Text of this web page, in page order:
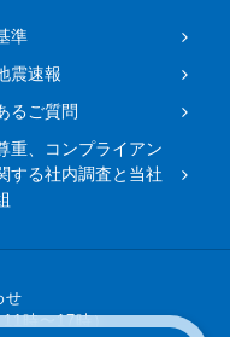
準
震速報
るご質問
重、コンプライアン
する社内調査と当社
せ
時〜17時）